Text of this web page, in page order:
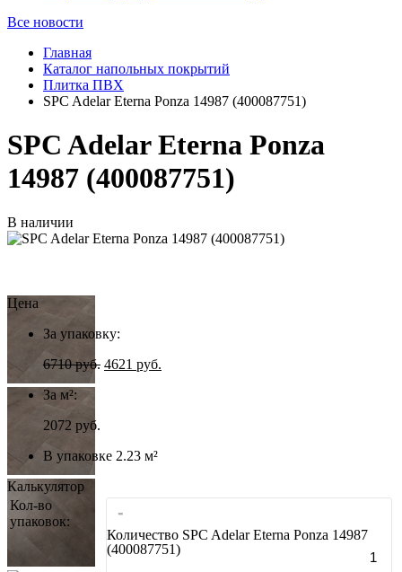
Все новости
Главная
Каталог напольных покрытий
Плитка ПВХ
SPC Adelar Eterna Ponza 14987 (400087751)
SPC Adelar Eterna Ponza
14987 (400087751)
В наличии
Цена
За упаковку:
6710руб. 4621 руб.
За м²:
2072 руб.
В упаковке 2.23 м²
Калькулятор
Кол-во
упаковок:
-
Количество SPC Adelar Eterna Ponza 14987
(400087751)